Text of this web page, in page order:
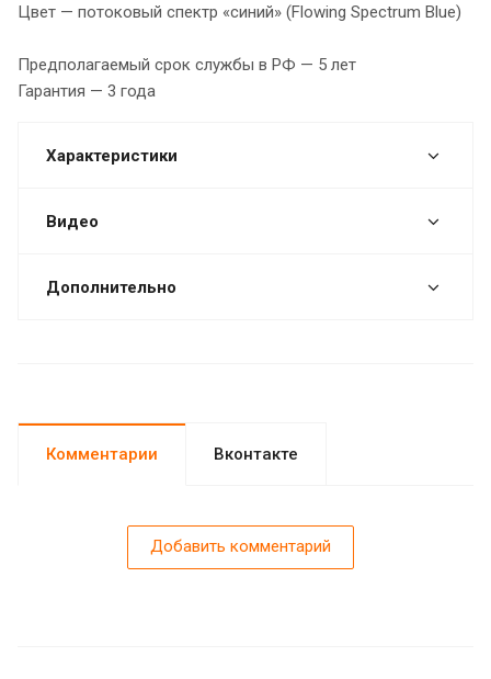
Цвет — потоковый спектр «синий» (Flowing Spectrum Blue)
Предполагаемый срок службы в РФ — 5 лет
Гарантия — 3 года
Характеристики
Видео
Дополнительно
Комментарии Вконтакте
Добавить комментарий